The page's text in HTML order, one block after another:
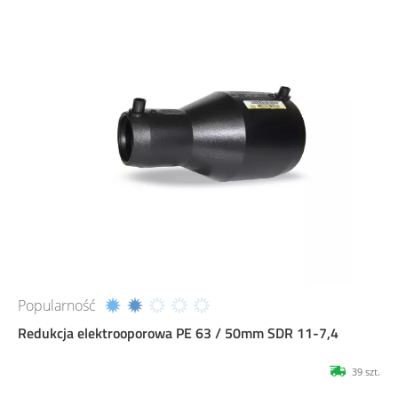
Popularność
Redukcja elektrooporowa PE 63 / 50mm SDR 11-7,4
39 szt.